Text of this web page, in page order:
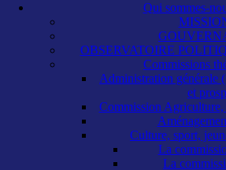
Qui sommes-
OBSERVATOIRE
Commissions
Administration générale
et
Commission
Culture, sport,
La
La